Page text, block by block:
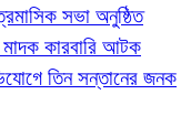
সভা অনুষ্ঠিত
কারবারি আটক
তিন সন্তানের জনক